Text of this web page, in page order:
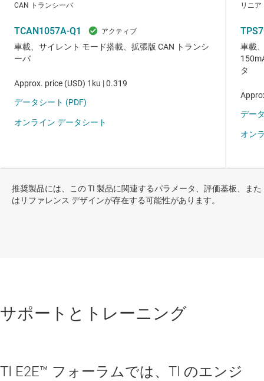
推奨製品には、この TI 製品に関連するパラメータ、評価基板、また
はリファレンス デザインが存在する可能性があります。
サポートとトレーニング
TI E2E™ フォーラムでは、TI のエンジ